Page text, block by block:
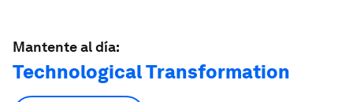
Mantente al día:
Technological Transformation